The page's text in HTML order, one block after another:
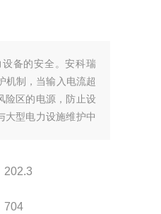
备的安全。安科瑞
机制，当输入电流超
险区的电源，防止设
大型电力设施维护中
202.3
704